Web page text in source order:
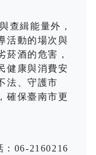
查緝能量外，
活動的場次與
菸酒的危害，
健康與消費安
法、守護市
確保臺南市更
2160216